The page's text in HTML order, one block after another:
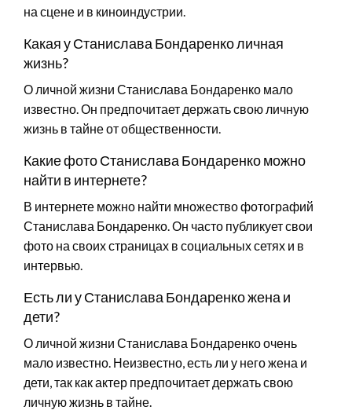
на сцене и в киноиндустрии.
Какая у Станислава Бондаренко личная
жизнь?
О личной жизни Станислава Бондаренко мало
известно. Он предпочитает держать свою личную
жизнь в тайне от общественности.
Какие фото Станислава Бондаренко можно
найти в интернете?
В интернете можно найти множество фотографий
Станислава Бондаренко. Он часто публикует свои
фото на своих страницах в социальных сетях и в
интервью.
Есть ли у Станислава Бондаренко жена и
дети?
О личной жизни Станислава Бондаренко очень
мало известно. Неизвестно, есть ли у него жена и
дети, так как актер предпочитает держать свою
личную жизнь в тайне.